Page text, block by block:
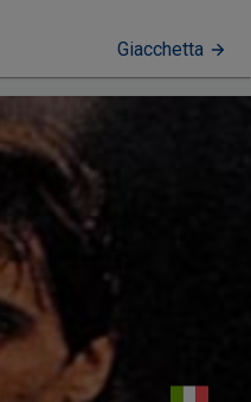
Giacchetta